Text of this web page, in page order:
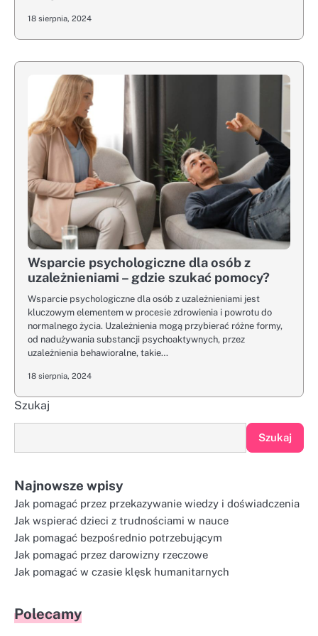
18 sierpnia, 2024
Wsparcie psychologiczne dla osób z
uzależnieniami – gdzie szukać pomocy?
Wsparcie psychologiczne dla osób z uzależnieniami jest
kluczowym elementem w procesie zdrowienia i powrotu do
normalnego życia. Uzależnienia mogą przybierać różne formy,
od nadużywania substancji psychoaktywnych, przez
uzależnienia behawioralne, takie…
18 sierpnia, 2024
Szukaj
Szukaj
Najnowsze wpisy
Jak pomagać przez przekazywanie wiedzy i doświadczenia
Jak wspierać dzieci z trudnościami w nauce
Jak pomagać bezpośrednio potrzebującym
Jak pomagać przez darowizny rzeczowe
Jak pomagać w czasie klęsk humanitarnych
Polecamy